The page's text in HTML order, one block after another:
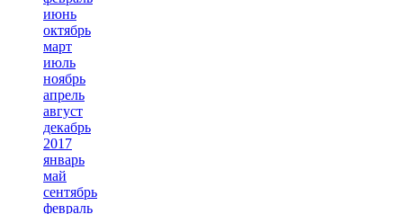
июнь
октябрь
март
июль
ноябрь
апрель
август
декабрь
2017
январь
май
сентябрь
февраль